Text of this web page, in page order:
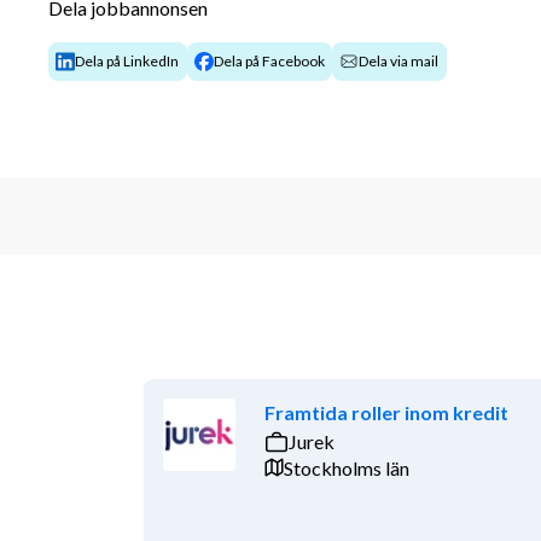
Dela jobbannonsen
Dela på LinkedIn Dela på Facebook Dela via mail
Framtida roller inom kredit
Jurek
Stockholms län